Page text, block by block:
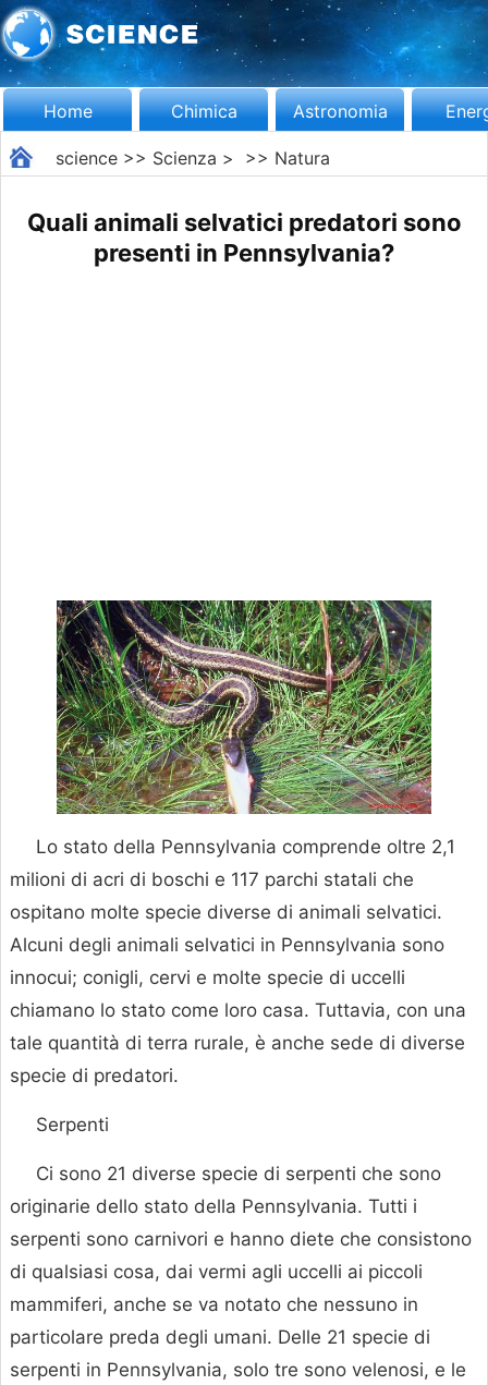
Home Chimica Astronomia
science>> Scienza > >> Natura
Quali animali selvatici predatori sono
presenti in Pennsylvania?
Lo stato della Pennsylvania comprende oltre 2,1
milioni di acri di boschi e 117 parchi statali che
ospitano molte specie diverse di animali selvatici.
Alcuni degli animali selvatici in Pennsylvania sono
innocui; conigli, cervi e molte specie di uccelli
chiamano lo stato come loro casa. Tuttavia, con una
tale quantità di terra rurale, è anche sede di diverse
specie di predatori.
Serpenti
Ci sono 21 diverse specie di serpenti che sono
originarie dello stato della Pennsylvania. Tutti i
serpenti sono carnivori e hanno diete che consistono
di qualsiasi cosa, dai vermi agli uccelli ai piccoli
mammiferi, anche se va notato che nessuno in
particolare preda degli umani. Delle 21 specie di
serpenti in Pennsylvania, solo tre sono velenosi, e le